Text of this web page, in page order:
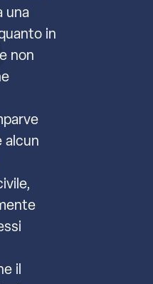
una
in
non
alcun
il